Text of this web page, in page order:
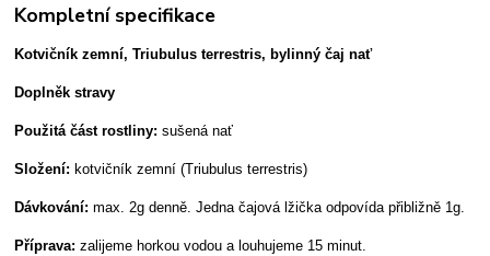
Kompletní specifikace
Kotvičník zemní, Triubulus terrestris, bylinný čaj nať
Doplněk stravy
Použitá část rostliny: sušená nať
Složení: kotvičník zemní (Triubulus terrestris)
Dávkování: max. 2g denně. Jedna čajová lžička odpovída přibližně 1g.
Příprava: zalijeme horkou vodou a louhujeme 15 minut.